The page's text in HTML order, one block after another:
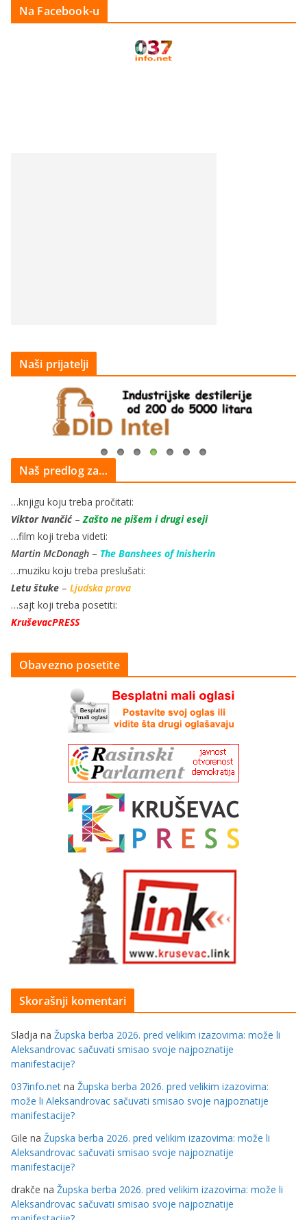
Na Facebook-u
Naši prijatelji
Naš predlog za…
…knjigu koju treba pročitati:
Viktor Ivančić–Zašto ne pišem i drugi eseji
…film koji treba videti:
Martin McDonagh – The Banshees of Inisherin
…muziku koju treba preslušati:
Letu štuke – Ljudska prava
…sajt koji treba posetiti:
KruševacPRESS
Obavezno posetite
Skorašnji komentari
Sladja na Župska berba 2026. pred velikim izazovima: može li
Aleksandrovac sačuvati smisao svoje najpoznatije
manifestacije?
037info.net na Župska berba 2026. pred velikim izazovima:
može li Aleksandrovac sačuvati smisao svoje najpoznatije
manifestacije?
Gile na Župska berba 2026. pred velikim izazovima: može li
Aleksandrovac sačuvati smisao svoje najpoznatije
manifestacije?
drakče na Župska berba 2026. pred velikim izazovima: može li
Aleksandrovac sačuvati smisao svoje najpoznatije